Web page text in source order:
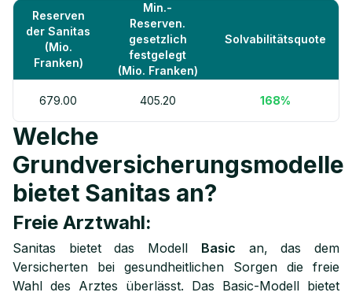
Reserven
der Sanitas
(Mio.
Franken)
Min.-
Reserven.
gesetzlich
festgelegt
(Mio. Franken)
Solvabilitätsquote
679.00 405.20 168%
Welche
Grundversicherungsmodelle
bietet Sanitas an?
Freie Arztwahl:
Sanitas bietet das Modell Basic an, das dem
Versicherten bei gesundheitlichen Sorgen die freie
Wahl des Arztes überlässt. Das Basic-Modell bietet